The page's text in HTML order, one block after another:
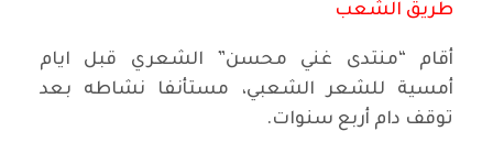
طريق الشعب
أقام “منتدى غني محسن” الشعري قبل ايام
أمسية للشعر الشعبي، مستأنفا نشاطه بعد
توقف دام أربع سنوات.